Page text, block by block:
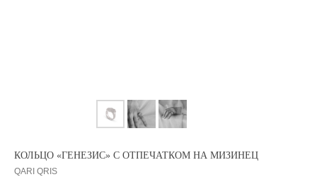
КОЛЬЦО «ГЕНЕЗИС» С ОТПЕЧАТКОМ НА МИЗИНЕЦ
QARI QRIS